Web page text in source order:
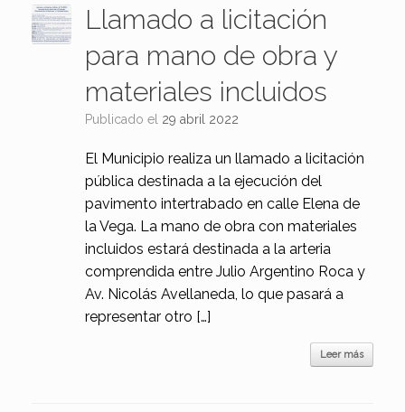
Llamado a licitación
para mano de obra y
materiales incluidos
Publicado el 29 abril 2022
El Municipio realiza un llamado a licitación
pública destinada a la ejecución del
pavimento intertrabado en calle Elena de
la Vega. La mano de obra con materiales
incluidos estará destinada a la arteria
comprendida entre Julio Argentino Roca y
Av. Nicolás Avellaneda, lo que pasará a
representar otro […]
Leer más